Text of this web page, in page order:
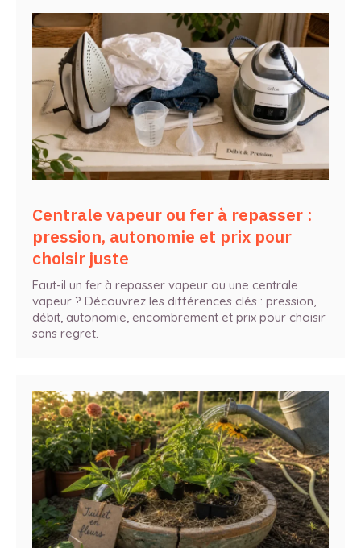
Centrale vapeur ou fer à repasser :
pression, autonomie et prix pour
choisir juste
Faut-il un fer à repasser vapeur ou une centrale
vapeur ? Découvrez les différences clés : pression,
débit, autonomie, encombrement et prix pour choisir
sans regret.